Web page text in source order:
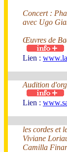
Concert :
avec Ugo
Œuvres de
Lien :
Audition
Lien :
les cordes et
Viviane
Camilla